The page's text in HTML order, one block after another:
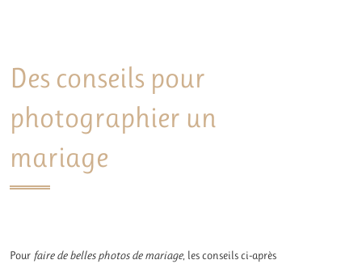
Des conseils pour
photographier un
mariage
Pour faire de belles photos de mariage, les conseils ci-après